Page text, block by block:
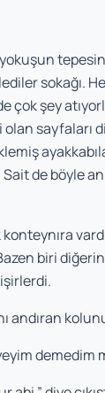
sokağı.
çok şey
sayfaları
de böyle
biri
andıran
demedim